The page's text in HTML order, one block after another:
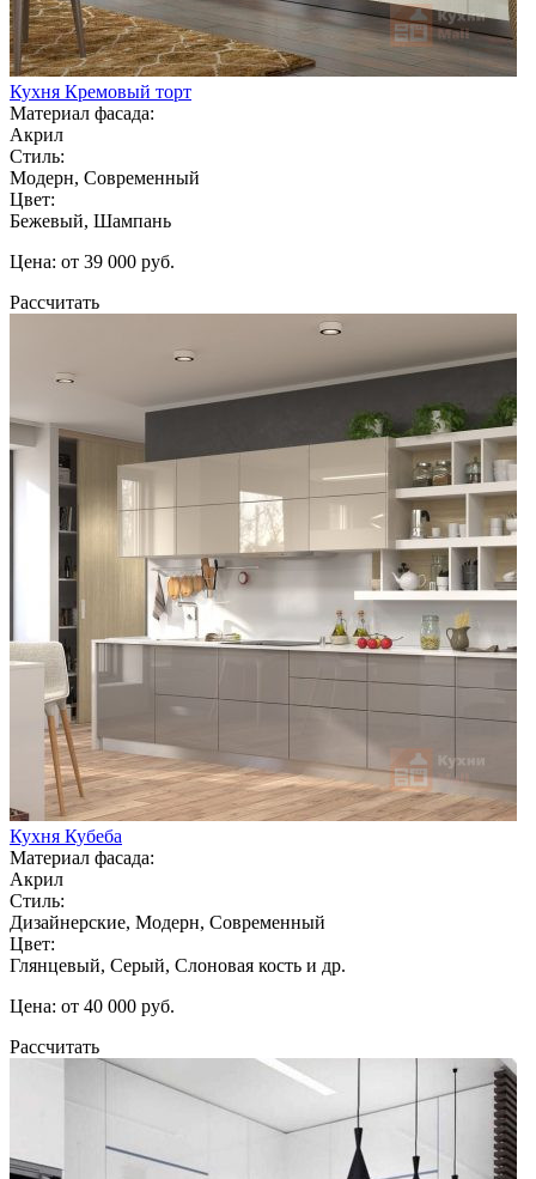
Кухня Кремовый торт
Материал фасада:
Акрил
Стиль:
Модерн, Современный
Цвет:
Бежевый, Шампань
Цена: от 39 000 руб.
Рассчитать
Кухня Кубеба
Материал фасада:
Акрил
Стиль:
Дизайнерские, Модерн, Современный
Цвет:
Глянцевый, Серый, Слоновая кость и др.
Цена: от 40 000 руб.
Рассчитать